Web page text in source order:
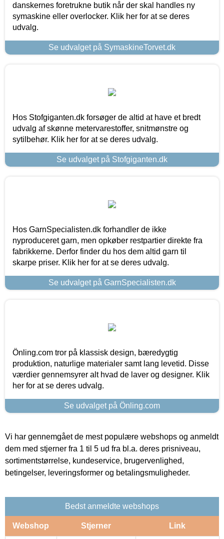
danskernes foretrukne butik når der skal handles ny
symaskine eller overlocker. Klik her for at se deres
udvalg.
Se udvalget på SymaskineTorvet.dk
Hos Stofgiganten.dk forsøger de altid at have et bredt
udvalg af skønne metervarestoffer, snitmønstre og
sytilbehør. Klik her for at se deres udvalg.
Se udvalget på Stofgiganten.dk
Hos GarnSpecialisten.dk forhandler de ikke
nyproduceret garn, men opkøber restpartier direkte fra
fabrikkerne. Derfor finder du hos dem altid garn til
skarpe priser. Klik her for at se deres udvalg.
Se udvalget på GarnSpecialisten.dk
Önling.com tror på klassisk design, bæredygtig
produktion, naturlige materialer samt lang levetid. Disse
værdier gennemsyrer alt hvad de laver og designer. Klik
her for at se deres udvalg.
Se udvalget på Önling.com
Vi har gennemgået de mest populære webshops og anmeldt
dem med stjerner fra 1 til 5 ud fra bl.a. deres prisniveau,
sortimentstørrelse, kundeservice, brugervenlighed,
betingelser, leveringsformer og betalingsmuligheder.
Bedst anmeldte webshops
Webshop Stjerner Link